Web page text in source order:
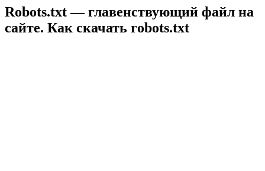
Robots.txt — главенствующий файл на
сайте. Как скачать robots.txt